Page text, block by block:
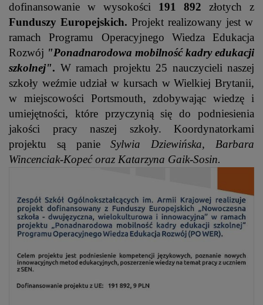
dofinansowanie w wysokości 191 892 złotych z
Funduszy Europejskich. Projekt realizowany jest w
ramach Programu Operacyjnego Wiedza Edukacja
Rozwój "Ponadnarodowa mobilność kadry edukacji
szkolnej". W ramach projektu 25 nauczycieli naszej
szkoły weźmie udział w kursach w Wielkiej Brytanii,
w miejscowości Portsmouth, zdobywając wiedzę i
umiejętności, które przyczynią się do podniesienia
jakości pracy naszej szkoły. Koordynatorkami
projektu są panieSylwia Dziewińska, Barbara
Wincenciak-Kopeć oraz Katarzyna Gaik-Sosin.